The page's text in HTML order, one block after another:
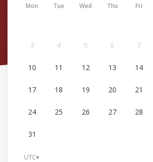
Mon Tue Wed Thu Fri
3 4 5 6 7
10 11 12 13 14
17 18 19 20 21
24 25 26 27 28
31
UTC▾